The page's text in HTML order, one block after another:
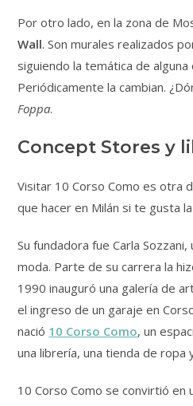
Por otro lado, en la zona de
Wall. Son murales realizados
siguiendo la temática de alguna
Periódicamente la cambian.
Foppa.
Concept Stores y
Visitar 10 Corso Como es otra
que hacer en Milán si te gusta
Su fundadora fue Carla
moda. Parte de su carrera la
1990 inauguró una galería de
el ingreso de un garaje en
nació 10 Corso Como, un
una librería, una tienda de ropa
10 Corso Como se convirtió en